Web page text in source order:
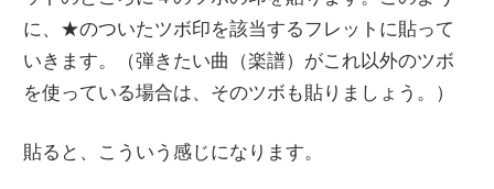
に、★のついたツボ印を該当するフレットに貼って
いきます。（弾きたい曲（楽譜）がこれ以外のツボ
を使っている場合は、そのツボも貼りましょう。）
貼ると、こういう感じになります。